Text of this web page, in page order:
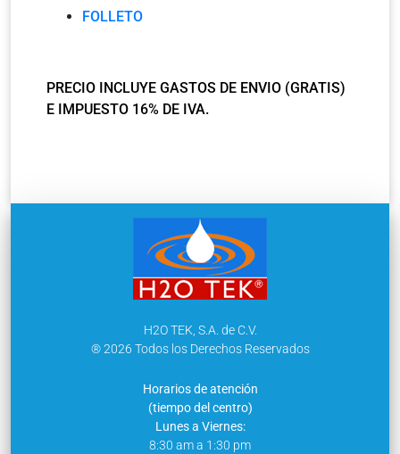
FOLLETO
PRECIO INCLUYE GASTOS DE ENVIO (GRATIS)
E IMPUESTO 16% DE IVA.
H2O TEK, S.A. de C.V.
® 2026 Todos los Derechos Reservados
Horarios de atención
(tiempo del centro)
Lunes a Viernes:
8:30 am a 1:30 pm